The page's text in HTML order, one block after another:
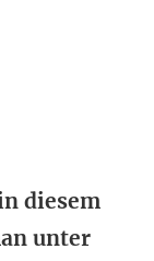
diesem
unter